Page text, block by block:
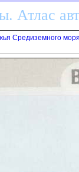
Атлас
Средиземного